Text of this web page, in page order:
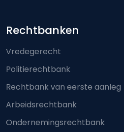
Footer-menu
Rechtbanken
Vredegerecht
Politierechtbank
Rechtbank van eerste aanleg
Arbeidsrechtbank
Ondernemingsrechtbank